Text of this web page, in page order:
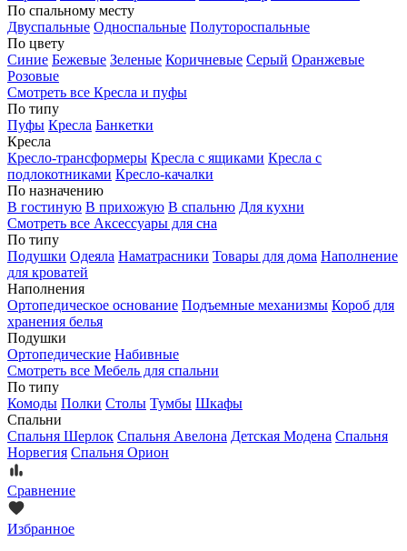
По спальному месту
Двуспальные Односпальные Полутороспальные
По цвету
Синие Бежевые Зеленые Коричневые Серый Оранжевые
Розовые
Смотреть все Кресла и пуфы
По типу
Пуфы Кресла Банкетки
Кресла
Кресло-трансформеры Кресла с ящиками Кресла с
подлокотниками Кресло-качалки
По назначению
В гостиную В прихожую В спальню Для кухни
Смотреть все Аксессуары для сна
По типу
Подушки Одеяла Наматрасники Товары для дома Наполнение
для кроватей
Наполнения
Ортопедическое основание Подъемные механизмы Короб для
хранения белья
Подушки
Ортопедические Набивные
Смотреть все Мебель для спальни
По типу
Комоды Полки Столы Тумбы Шкафы
Спальни
Спальня Шерлок Спальня Авелона Детская Модена Спальня
Норвегия Спальня Орион
Сравнение
Избранное